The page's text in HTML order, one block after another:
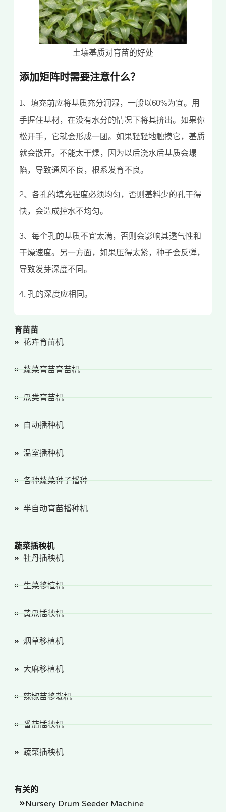
土壤基质对育苗的好处
添加矩阵时需要注意什么？
1、填充前应将基质充分润湿，一般以60%为宜。用
手握住基材，在没有水分的情况下将其挤出。如果你
松开手，它就会形成一团。如果轻轻地触摸它，基质
就会散开。不能太干燥，因为以后浇水后基质会塌
陷，导致通风不良，根系发育不良。
2、各孔的填充程度必须均匀，否则基料少的孔干得
快，会造成控水不均匀。
3、每个孔的基质不宜太满，否则会影响其透气性和
干燥速度。另一方面，如果压得太紧，种子会反弹，
导致发芽深度不同。
4. 孔的深度应相同。
育苗苗
花卉育苗机
蔬菜育苗育苗机
瓜类育苗机
自动播种机
温室播种机
各种蔬菜种子播种
半自动育苗播种机
蔬菜插秧机
牡丹插秧机
生菜移植机
黄瓜插秧机
烟草移植机
大麻移植机
辣椒苗移栽机
番茄插秧机
蔬菜插秧机
有关的
Nursery Drum Seeder Machine